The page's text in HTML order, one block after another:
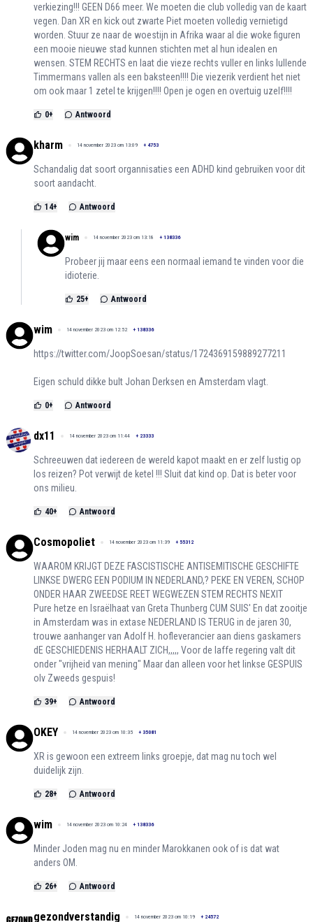
verkiezing!!! GEEN D66 meer. We moeten die club volledig van de kaart
vegen. Dan XR en kick out zwarte Piet moeten volledig vernietigd
worden. Stuur ze naar de woestijn in Afrika waar al die woke figuren
een mooie nieuwe stad kunnen stichten met al hun idealen en
wensen. STEM RECHTS en laat die vieze rechts vuller en links lullende
Timmermans vallen als een baksteen!!!! Die viezerik verdient het niet
om ook maar 1 zetel te krijgen!!!! Open je ogen en overtuig uzelf!!!!
0+ Antwoord
kharm 14 november 2023 om 13:09 + 4753
Schandalig dat soort organnisaties een ADHD kind gebruiken voor dit
soort aandacht.
14+ Antwoord
wim 14 november 2023 om 13:18 + 138336
Probeer jij maar eens een normaal iemand te vinden voor die
idioterie.
25+ Antwoord
wim 14 november 2023 om 12:52 + 138336
https://twitter.com/JoopSoesan/status/1724369159889277211
Eigen schuld dikke bult Johan Derksen en Amsterdam vlagt.
0+ Antwoord
dx11 14 november 2023 om 11:44 + 23333
Schreeuwen dat iedereen de wereld kapot maakt en er zelf lustig op
los reizen? Pot verwijt de ketel !!! Sluit dat kind op. Dat is beter voor
ons milieu.
40+ Antwoord
Cosmopoliet 14 november 2023 om 11:39 + 55312
WAAROM KRIJGT DEZE FASCISTISCHE ANTISEMITISCHE GESCHIFTE
LINKSE DWERG EEN PODIUM IN NEDERLAND,? PEKE EN VEREN, SCHOP
ONDER HAAR ZWEEDSE REET WEGWEZEN STEM RECHTS NEXIT
Pure hetze en Israëlhaat van Greta Thunberg CUM SUIS' En dat zooitje
in Amsterdam was in extase NEDERLAND IS TERUG in de jaren 30,
trouwe aanhanger van Adolf H. hofleverancier aan diens gaskamers
dE GESCHIEDENIS HERHAALT ZICH,,,,, Voor de laffe regering valt dit
onder "vrijheid van mening" Maar dan alleen voor het linkse GESPUIS
olv Zweeds gespuis!
39+ Antwoord
OKEY 14 november 2023 om 10:35 + 35081
XR is gewoon een extreem links groepje, dat mag nu toch wel
duidelijk zijn.
28+ Antwoord
wim 14 november 2023 om 10:24 + 138336
Minder Joden mag nu en minder Marokkanen ook of is dat wat
anders OM.
26+ Antwoord
gezondverstandig 14 november 2023 om 10:19 + 24572